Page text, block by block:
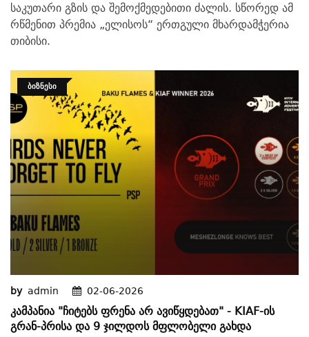
საკუთარი გზის და შემოქმედებითი ძალის. სწორედ ამ
რწმენით პრემია „ელისოს“ ერთგული მხარდამჭერია
თიბისი.
ᲑᲘᲖᲜᲔᲡᲘ
by admin 02-06-2026
Კამპანია "ჩიტებს Ფრენა Არ Ავიწყდებათ" - KIAF-Ის
Გრან-Პრისა Და 9 Ჯილდოს Მფლობელი Გახდა